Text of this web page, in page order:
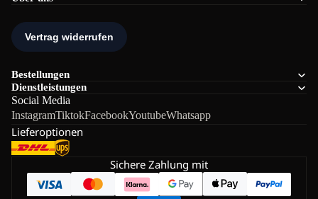
Bestellungen
Dienstleistungen
Social Media
InstagramTiktokFacebookYoutubeWhatsapp
Lieferoptionen
Sichere Zahlung mit